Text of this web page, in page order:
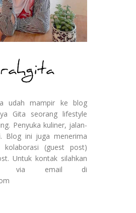
udah mampir ke blog
Gita seorang lifestyle
Penyuka kuliner, jalan-
Blog ini juga menerima
kolaborasi (guest post)
Untuk kontak silahkan
via email di